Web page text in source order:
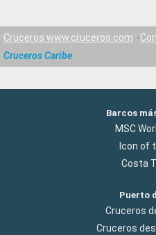
Cruceros www.cruceros.com
Cruceros Caribe
Barcos
MSC
Icon of
Costa
Puerto
Cruceros
Cruceros